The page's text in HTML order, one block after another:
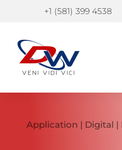
+1 (581) 399 4538
Application | Digital |